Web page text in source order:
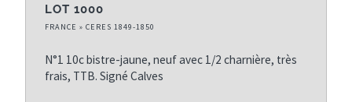
LOT 1000
FRANCE » CERES 1849-1850
N°1 10c bistre-jaune, neuf avec 1/2 charnière, très
frais, TTB. Signé Calves